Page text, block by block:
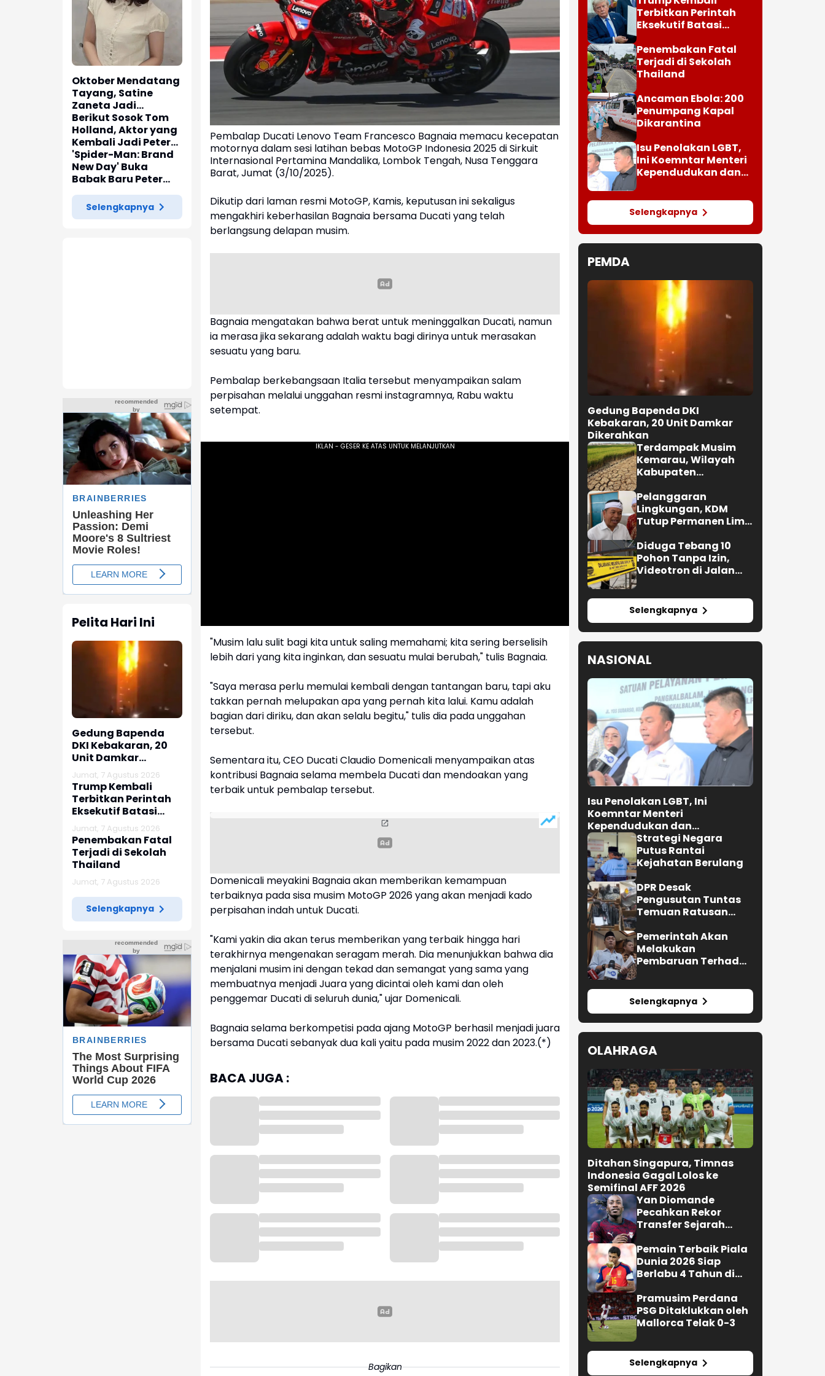
Oktober Mendatang
Tayang, Satine
Zaneta Jadi
Pemeran Utama Film
Siti Si Vampir
Berikut Sosok Tom
Holland, Aktor yang
Kembali Jadi Peter
Parker di 'Spider-
Man: Brand New Day'
'Spider-Man: Brand
New Day' Buka
Babak Baru Peter
Parker di Marvel
Cinematic Universe
Selengkapnya
Pelita Hari Ini
Gedung Bapenda
DKI Kebakaran, 20
Unit Damkar
Dikerahkan
Jumat, 7 Agustus 2026
Trump Kembali
Terbitkan Perintah
Eksekutif Batasi
Kewarganegaraan
AS
Jumat, 7 Agustus 2026
Penembakan Fatal
Terjadi di Sekolah
Thailand
Jumat, 7 Agustus 2026
Selengkapnya
Pembalap Ducati Lenovo Team Francesco Bagnaia memacu kecepatan
motornya dalam sesi latihan bebas MotoGP Indonesia 2025 di Sirkuit
Internasional Pertamina Mandalika, Lombok Tengah, Nusa Tenggara
Barat, Jumat (3/10/2025).
Dikutip dari laman resmi MotoGP, Kamis, keputusan ini sekaligus
mengakhiri keberhasilan Bagnaia bersama Ducati yang telah
berlangsung delapan musim.
Bagnaia mengatakan bahwa berat untuk meninggalkan Ducati, namun
ia merasa jika sekarang adalah waktu bagi dirinya untuk merasakan
sesuatu yang baru.
Pembalap berkebangsaan Italia tersebut menyampaikan salam
perpisahan melalui unggahan resmi instagramnya, Rabu waktu
setempat.
"Musim lalu sulit bagi kita untuk saling memahami; kita sering berselisih
lebih dari yang kita inginkan, dan sesuatu mulai berubah," tulis Bagnaia.
"Saya merasa perlu memulai kembali dengan tantangan baru, tapi aku
takkan pernah melupakan apa yang pernah kita lalui. Kamu adalah
bagian dari diriku, dan akan selalu begitu," tulis dia pada unggahan
tersebut.
Sementara itu, CEO Ducati Claudio Domenicali menyampaikan atas
kontribusi Bagnaia selama membela Ducati dan mendoakan yang
terbaik untuk pembalap tersebut.
Domenicali meyakini Bagnaia akan memberikan kemampuan
terbaiknya pada sisa musim MotoGP 2026 yang akan menjadi kado
perpisahan indah untuk Ducati.
"Kami yakin dia akan terus memberikan yang terbaik hingga hari
terakhirnya mengenakan seragam merah. Dia menunjukkan bahwa dia
menjalani musim ini dengan tekad dan semangat yang sama yang
membuatnya menjadi Juara yang dicintai oleh kami dan oleh
penggemar Ducati di seluruh dunia," ujar Domenicali.
Bagnaia selama berkompetisi pada ajang MotoGP berhasil menjadi juara
bersama Ducati sebanyak dua kali yaitu pada musim 2022 dan 2023.(*)
BACA JUGA :
Bagikan
Terbitkan Perintah
Eksekutif Batasi
Penembakan Fatal
Terjadi di Sekolah
Thailand
Ancaman Ebola: 200
Penumpang Kapal
Dikarantina
Isu Penolakan LGBT,
Ini Koemntar Menteri
Kependudukan dan
Selengkapnya
PEMDA
Gedung Bapenda DKI
Kebakaran, 20 Unit Damkar
Dikerahkan
Terdampak Musim
Kemarau, Wilayah
Kabupaten
Kekeringan Makin
Meluas
Pelanggaran
Lingkungan, KDM
Tutup Permanen Lima
di Cipatat
Diduga Tebang 10
Pohon Tanpa Izin,
Videotron di Jalan
Selengkapnya
NASIONAL
Isu Penolakan LGBT, Ini
Koemntar Menteri
Kependudukan dan
Pembangunan Keluarga
Strategi Negara
Putus Rantai
Kejahatan Berulang
DPR Desak
Pengusutan Tuntas
Temuan Ratusan
Pemerintah Akan
Melakukan
Pembaruan Terhadap
Selengkapnya
OLAHRAGA
Ditahan Singapura, Timnas
Indonesia Gagal Lolos ke
Semifinal AFF 2026
Yan Diomande
Pecahkan Rekor
Transfer Sejarah
Pemain Terbaik Piala
Dunia 2026 Siap
Berlabu 4 Tahun di
Pramusim Perdana
PSG Ditaklukkan oleh
Mallorca Telak 0-3
Selengkapnya